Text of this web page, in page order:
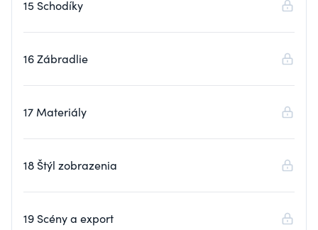
15 Schodíky
16 Zábradlie
17 Materiály
18 Štýl zobrazenia
19 Scény a export